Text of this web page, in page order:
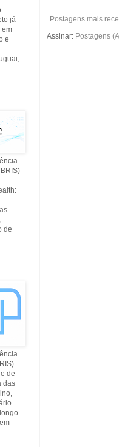
Postagens mais
Assinar: Postagens
já
em
e
de
de
das